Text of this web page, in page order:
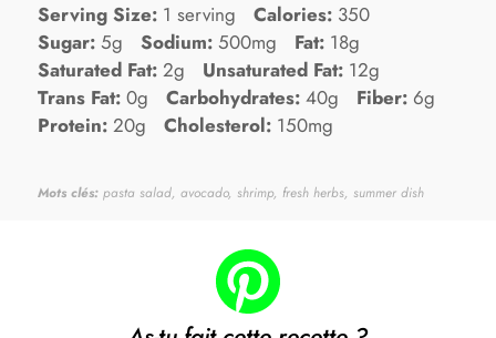
Serving Size: 1 serving Calories: 350
Sugar: 5g Sodium: 500mg Fat: 18g
Saturated Fat: 2g Unsaturated Fat: 12g
Trans Fat: 0g Carbohydrates: 40g Fiber: 6g
Protein: 20g Cholesterol: 150mg
Mots clés: pasta salad, avocado, shrimp, fresh herbs, summer dish